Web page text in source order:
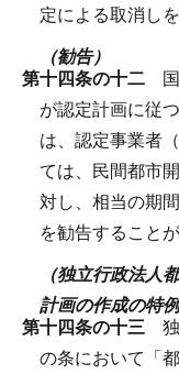
定による取消し
（勧告）
第十四条の十二
が認定計画に従
は、認定事業者（
ては、民間都市
対し、相当の期
を勧告することが
（独立行政法人
計画の作成の特例
第十四条の十三
の条において「